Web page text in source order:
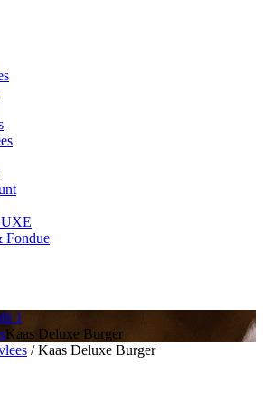
Fondue
1
Kaas Deluxe Burger
/ Kaas Deluxe Burger